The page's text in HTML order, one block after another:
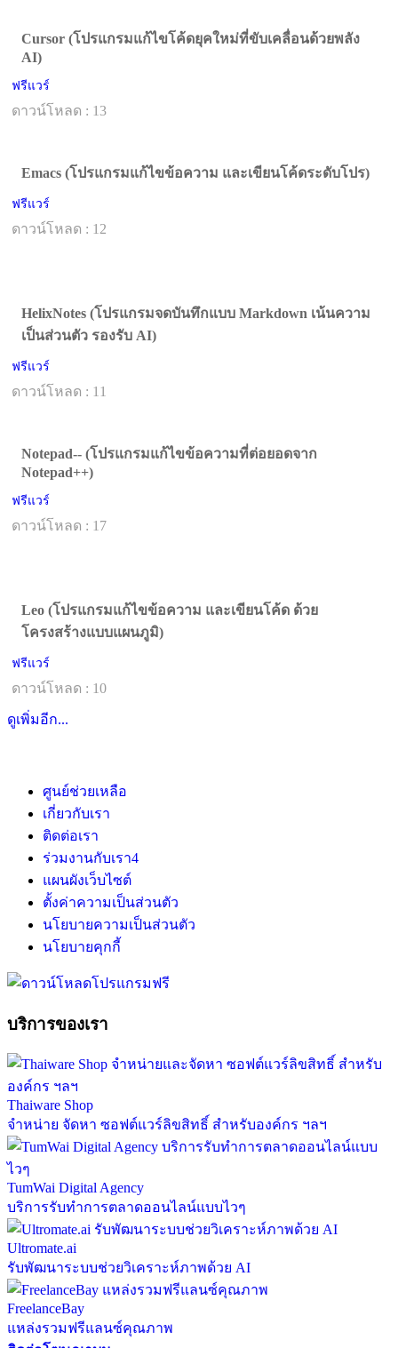
Cursor (โปรแกรมแก้ไขโค้ดยุคใหม่ที่ขับเคลื่อนด้วยพลัง
AI)
ฟรีแวร์
ดาวน์โหลด : 13
Emacs (โปรแกรมแก้ไขข้อความ และเขียนโค้ดระดับโปร)
ฟรีแวร์
ดาวน์โหลด : 12
HelixNotes (โปรแกรมจดบันทึกแบบ Markdown เน้นความ
เป็นส่วนตัว รองรับ AI)
ฟรีแวร์
ดาวน์โหลด : 11
Notepad-- (โปรแกรมแก้ไขข้อความที่ต่อยอดจาก
Notepad++)
ฟรีแวร์
ดาวน์โหลด : 17
Leo (โปรแกรมแก้ไขข้อความ และเขียนโค้ด ด้วย
โครงสร้างแบบแผนภูมิ)
ฟรีแวร์
ดาวน์โหลด : 10
ดูเพิ่มอีก...
ศูนย์ช่วยเหลือ
เกี่ยวกับเรา
ติดต่อเรา
ร่วมงานกับเรา4
แผนผังเว็บไซต์
ตั้งค่าความเป็นส่วนตัว
นโยบายความเป็นส่วนตัว
นโยบายคุกกี้
บริการของเรา
Thaiware Shop
จำหน่าย จัดหา ซอฟต์แวร์ลิขสิทธิ์ สำหรับองค์กร ฯลฯ
TumWai Digital Agency
บริการรับทำการตลาดออนไลน์แบบไวๆ
Ultromate.ai
รับพัฒนาระบบช่วยวิเคราะห์ภาพด้วย AI
FreelanceBay
แหล่งรวมฟรีแลนซ์คุณภาพ